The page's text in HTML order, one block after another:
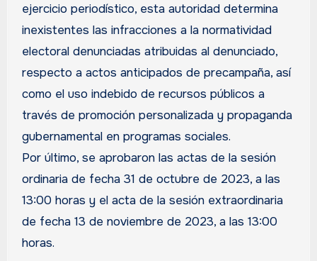
ejercicio periodístico, esta autoridad determina
inexistentes las infracciones a la normatividad
electoral denunciadas atribuidas al denunciado,
respecto a actos anticipados de precampaña, así
como el uso indebido de recursos públicos a
través de promoción personalizada y propaganda
gubernamental en programas sociales.
Por último, se aprobaron las actas de la sesión
ordinaria de fecha 31 de octubre de 2023, a las
13:00 horas y el acta de la sesión extraordinaria
de fecha 13 de noviembre de 2023, a las 13:00
horas.